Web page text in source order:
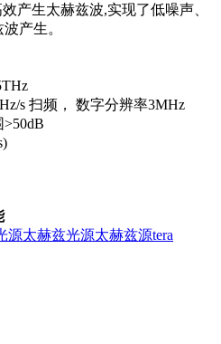
产生太赫兹波,实现了低噪声、
产生。
s 扫频， 数字分辨率3MHz
源太赫兹光源太赫兹源tera